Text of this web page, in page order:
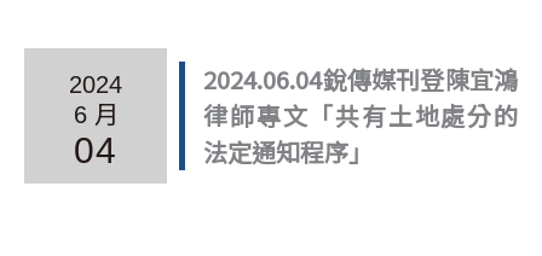
2024
6 月
04
2024.06.04銳傳媒刊登陳宜鴻
律師專文「共有土地處分的
法定通知程序」